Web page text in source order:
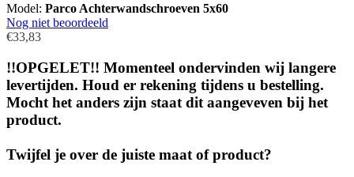
Model: Parco Achterwandschroeven 5x60
Nog niet beoordeeld
€33,83
!!OPGELET!! Momenteel ondervinden wij langere
levertijden. Houd er rekening tijdens u bestelling.
Mocht het anders zijn staat dit aangeveven bij het
product.
Twijfel je over de juiste maat of product?